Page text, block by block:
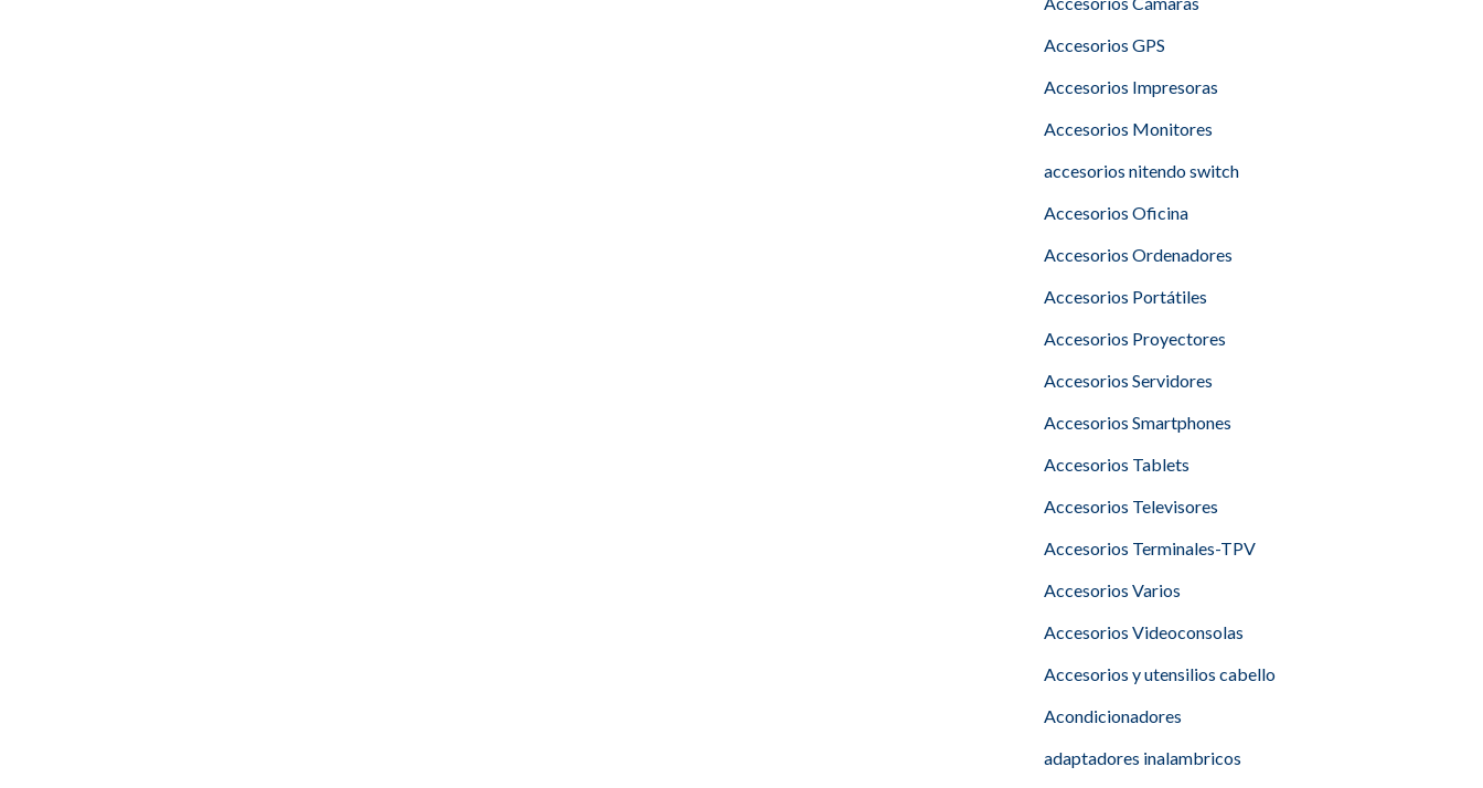
Accesorios GPS
Accesorios Impresoras
Accesorios Monitores
accesorios nitendo switch
Accesorios Oficina
Accesorios Ordenadores
Accesorios Portátiles
Accesorios Proyectores
Accesorios Servidores
Accesorios Smartphones
Accesorios Tablets
Accesorios Televisores
Accesorios Terminales-TPV
Accesorios Varios
Accesorios Videoconsolas
Accesorios y utensilios cabello
Acondicionadores
adaptadores inalambricos